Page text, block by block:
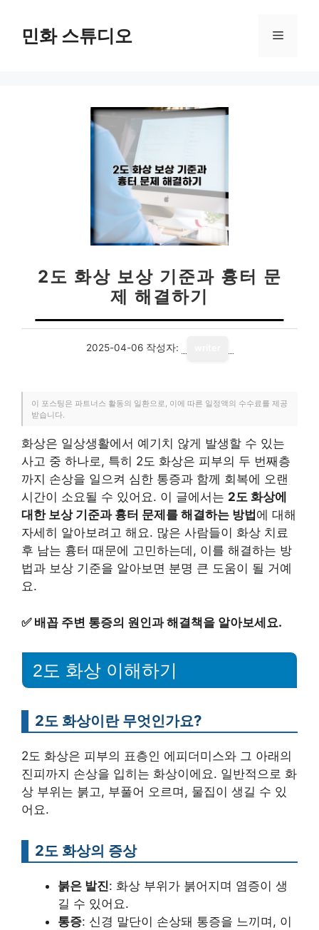
민화 스튜디오 메
2도 화상 보상 기준과 흉터 문
제 해결하기
2025-04-06 작성자:
이 포스팅은 파트너스 활동의 일환으로, 이에 따른 일정액의 수수료를 제공
받습니다.
화상은 일상생활에서 예기치 않게 발생할 수 있는
사고 중 하나로, 특히 2도 화상은 피부의 두 번째층
까지 손상을 일으켜 심한 통증과 함께 회복에 오랜
시간이 소요될 수 있어요. 이 글에서는 2도 화상에
대한 보상 기준과 흉터 문제를 해결하는 방법 에 대해
자세히 알아보려고 해요. 많은 사람들이 화상 치료
후 남는 흉터 때문에 고민하는데, 이를 해결하는 방
법과 보상 기준을 알아보면 분명 큰 도움이 될 거예
요.
✅ 배꼽 주변 통증의 원인과 해결책을 알아보세요.
2도 화상 이해하기
2도 화상이란 무엇인가요?
2도 화상은 피부의 표층인 에피더미스와 그 아래의
진피까지 손상을 입히는 화상이에요. 일반적으로 화
상 부위는 붉고, 부풀어 오르며, 물집이 생길 수 있
어요.
2도 화상의 증상
붉은 발진: 화상 부위가 붉어지며 염증이 생
길 수 있어요.
통증: 신경 말단이 손상돼 통증을 느끼며, 이